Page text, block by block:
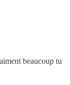
beaucoup tu